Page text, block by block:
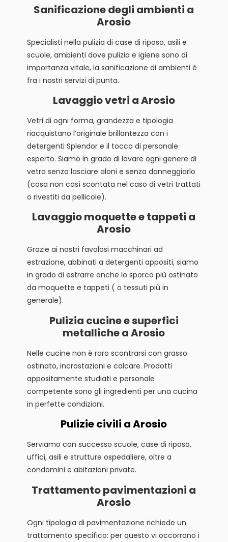
Sanificazione degli ambienti a
Arosio
Specialisti nella pulizia di case di riposo, asili e
scuole, ambienti dove pulizia e igiene sono di
importanza vitale, la sanificazione di ambienti è
fra i nostri servizi di punta.
Lavaggio vetri a Arosio
Vetri di ogni forma, grandezza e tipologia
riacquistano l’originale brillantezza con i
detergenti Splendor e il tocco di personale
esperto. Siamo in grado di lavare ogni genere di
vetro senza lasciare aloni e senza danneggiarlo
(cosa non così scontata nel caso di vetri trattati
o rivestiti da pellicole).
Lavaggio moquette e tappeti a
Arosio
Grazie ai nostri favolosi macchinari ad
estrazione, abbinati a detergenti appositi, siamo
in grado di estrarre anche lo sporco più ostinato
da moquette e tappeti ( o tessuti più in
generale).
Pulizia cucine e superfici
metalliche a Arosio
Nelle cucine non è raro scontrarsi con grasso
ostinato, incrostazioni e calcare. Prodotti
appositamente studiati e personale
competente sono gli ingredienti per una cucina
in perfette condizioni.
Pulizie civili a Arosio
Serviamo con successo scuole, case di riposo,
uffici, asili e strutture ospedaliere, oltre a
condomini e abitazioni private.
Trattamento pavimentazioni a
Arosio
Ogni tipologia di pavimentazione richiede un
trattamento specifico: per questo vi occorrono i